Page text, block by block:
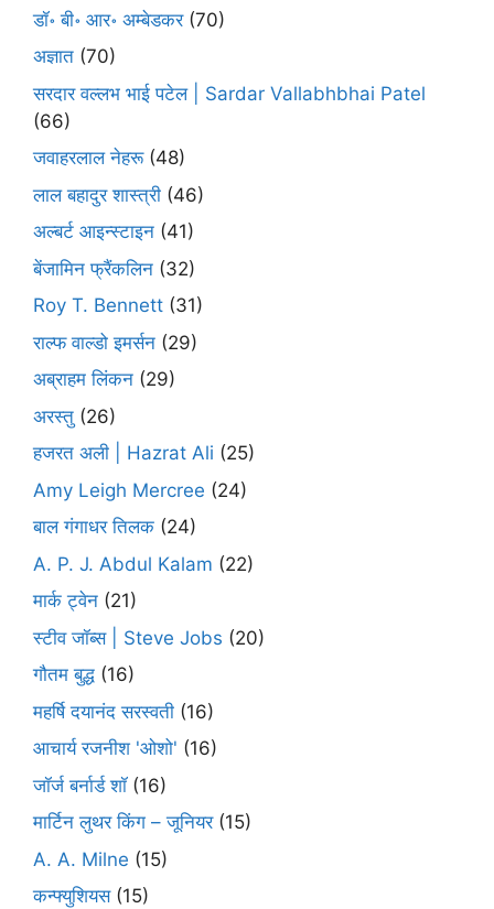
डॉ॰ बी॰ आर॰ अम्बेडकर(70)
अज्ञात (70)
सरदार वल्लभ भाई पटेल | Sardar Vallabhbhai Patel
(66)
जवाहरलाल नेहरू(48)
लाल बहादुर शास्त्री (46)
अल्बर्ट आइन्स्टाइन (41)
बेंजामिन फ्रैंकलिन (32)
Roy T. Bennett (31)
राल्फ वाल्डो इमर्सन (29)
अब्राहम लिंकन (29)
अरस्तु (26)
हजरत अली | Hazrat Ali (25)
Amy Leigh Mercree (24)
बाल गंगाधर तिलक (24)
A. P. J. Abdul Kalam (22)
मार्क ट्वेन (21)
स्टीव जॉब्स | Steve Jobs (20)
गौतम बुद्ध (16)
महर्षि दयानंद सरस्वती (16)
आचार्य रजनीश 'ओशो' (16)
जॉर्ज बर्नार्ड शॉ(16)
मार्टिन लुथर किंग – जूनियर(15)
A. A. Milne (15)
कन्फ्युशियस(15)